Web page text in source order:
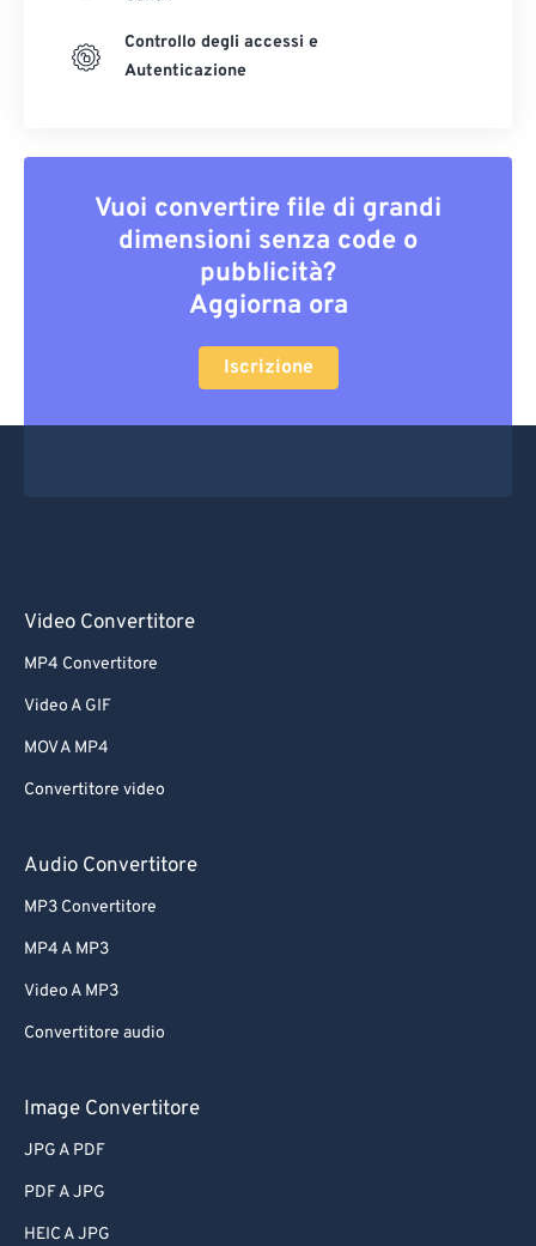
Controllo degli accessi e
Autenticazione
Vuoi convertire file di grandi
dimensioni senza code o
pubblicità?
Aggiorna ora
Iscrizione
Video Convertitore
MP4 Convertitore
Video A GIF
MOV A MP4
Convertitore video
Audio Convertitore
MP3 Convertitore
MP4 A MP3
Video A MP3
Convertitore audio
Image Convertitore
JPG A PDF
PDF A JPG
HEIC A JPG